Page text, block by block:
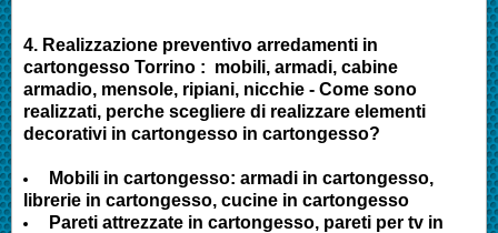
4. Realizzazione preventivo arredamenti in
cartongesso Torrino : mobili, armadi, cabine
armadio, mensole, ripiani, nicchie - Come sono
realizzati, perche scegliere di realizzare elementi
decorativi in cartongesso in cartongesso?
Mobili in cartongesso: armadi in cartongesso,
librerie in cartongesso, cucine in cartongesso
Pareti attrezzate in cartongesso, pareti per tv in